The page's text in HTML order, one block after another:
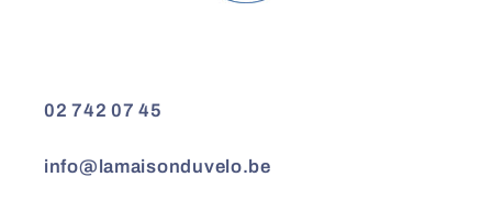
02 742 07 45
info@lamaisonduvelo.be